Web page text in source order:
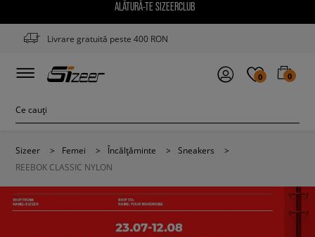
ALĂTURĂ-TE SIZEERCLUB
Livrare gratuită peste 400 RON
0 0
Sizeer > Femei > Încălțăminte > Sneakers
>
REEBOK CLASSIC NYLON